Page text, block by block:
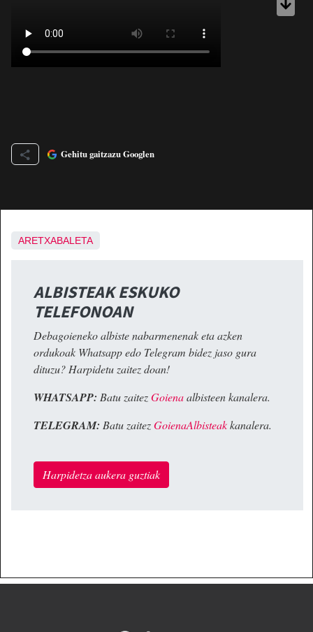
Gehitu gaitzazu Googlen
ARETXABALETA
ALBISTEAK ESKUKO
TELEFONOAN
Debagoieneko albiste nabarmenenak eta azken
ordukoak Whatsapp edo Telegram bidez jaso gura
dituzu? Harpidetu zaitez doan!
WHATSAPP: Batu zaitezGoienaalbisteen kanalera.
TELEGRAM: Batu zaitezGoienaAlbisteakkanalera.
Harpidetza aukera guztiak